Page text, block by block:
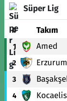
Süper Lig
# Takım
1 Amed
2
3
4